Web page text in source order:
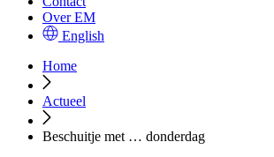
Over EM
English
Home
Actueel
Beschuitje met … donderdag